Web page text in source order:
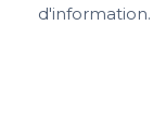
d'information.